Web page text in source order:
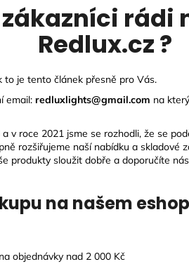
rádi
Redlux.cz ?
to je tento článek přesně pro Vás.
email: redluxlights@gmail.com na
v roce 2021 jsme se rozhodli, že se
rozšiřujeme naší nabídku a skladové
produkty sloužit dobře a doporučíte
na našem
objednávky nad 2 000 Kč